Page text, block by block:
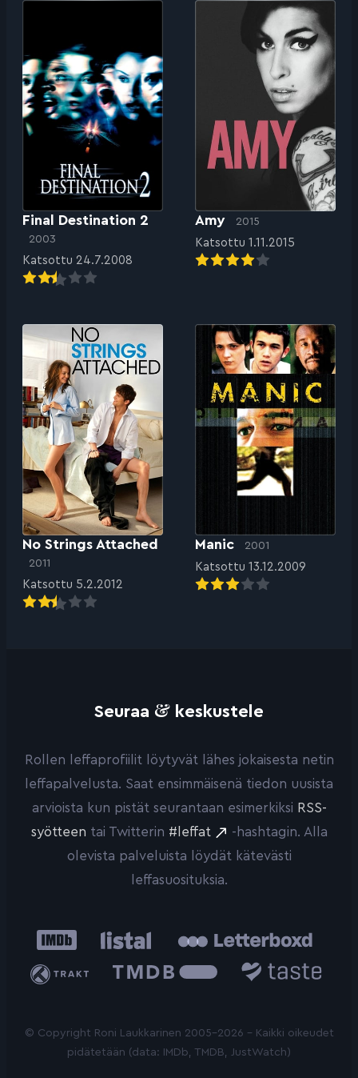
Final Destination 2
2003
Katsottu 24.7.2008
Amy 2015
Katsottu 1.11.2015
No Strings Attached
2011
Katsottu 5.2.2012
Manic 2001
Katsottu 13.12.2009
Seuraa & keskustele
Rollen leffaprofiilit löytyvät lähes jokaisesta netin
leffapalvelusta. Saat ensimmäisenä tiedon uusista
arvioista kun pistät seurantaan esimerkiksi RSS-
syötteen tai Twitterin #leffat
-hashtagin. Alla
olevista palveluista löydät kätevästi
leffasuosituksia.
IMDb Listal
Trakt
Database
© Copyright Roni Laukkarinen 2005-2026 - Kaikki oikeudet
pidätetään (data: IMDb, TMDB, JustWatch)